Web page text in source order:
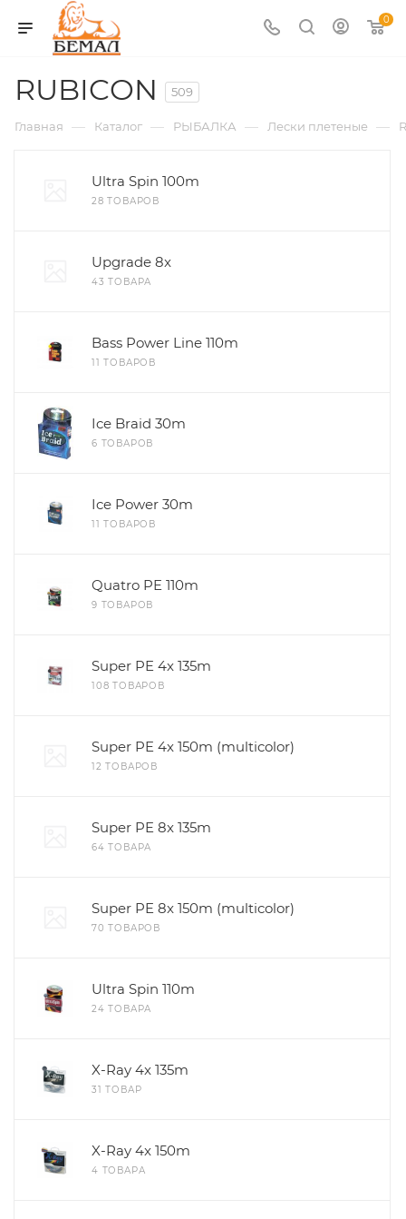
0
RUBICON 509
Главная — Каталог — РЫБАЛКА — Лески плетеные —
Ultra Spin 100m
28 ТОВАРОВ
Upgrade 8x
43 ТОВАРА
Bass Power Line 110m
11 ТОВАРОВ
Ice Braid 30m
6 ТОВАРОВ
Ice Power 30m
11 ТОВАРОВ
Quatro PE 110m
9 ТОВАРОВ
Super PE 4x 135m
108 ТОВАРОВ
Super PE 4x 150m (multicolor)
12 ТОВАРОВ
Super PE 8x 135m
64 ТОВАРА
Super PE 8x 150m (multicolor)
70 ТОВАРОВ
Ultra Spin 110m
24 ТОВАРА
X-Ray 4x 135m
31 ТОВАР
X-Ray 4x 150m
4 ТОВАРА